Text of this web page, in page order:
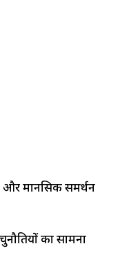
और मानसिक समर्थन
का सामना